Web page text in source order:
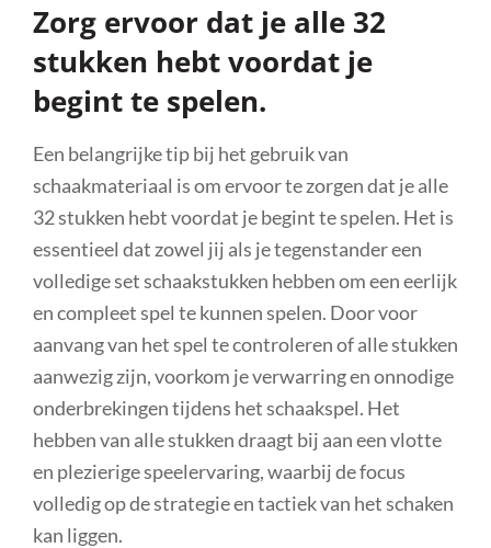
Zorg ervoor dat je alle 32
stukken hebt voordat je
begint te spelen.
Een belangrijke tip bij het gebruik van
schaakmateriaal is om ervoor te zorgen dat je alle
32 stukken hebt voordat je begint te spelen. Het is
essentieel dat zowel jij als je tegenstander een
volledige set schaakstukken hebben om een eerlijk
en compleet spel te kunnen spelen. Door voor
aanvang van het spel te controleren of alle stukken
aanwezig zijn, voorkom je verwarring en onnodige
onderbrekingen tijdens het schaakspel. Het
hebben van alle stukken draagt bij aan een vlotte
en plezierige speelervaring, waarbij de focus
volledig op de strategie en tactiek van het schaken
kan liggen.